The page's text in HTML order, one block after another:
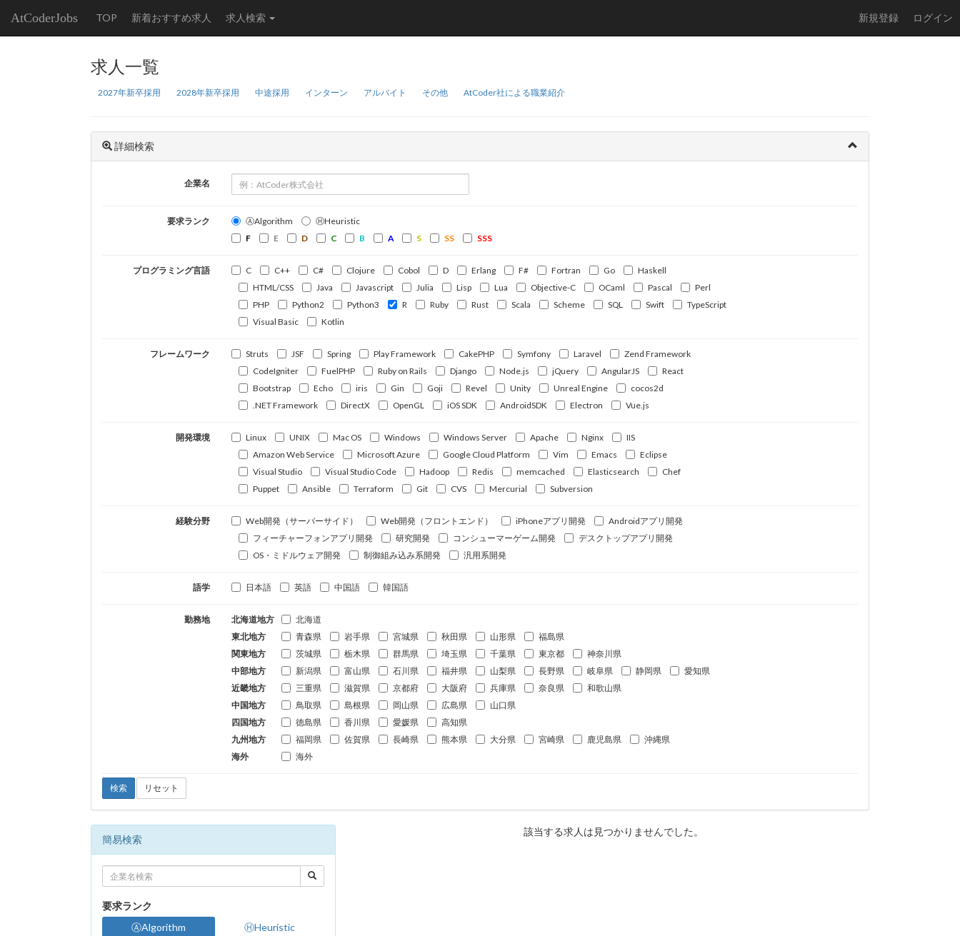
AtCoderJobs TOP 新着おすすめ求人 求人検索 新規登録 ログイン
求人一覧
2027年新卒採用 2028年新卒採用 中途採用 インターン アルバイト その他 AtCoder社による職業紹介
詳細検索
企業名
要求ランク ⒶAlgorithm
ⒽHeuristic
F
E D C B A S SS SSS
プログラミング言語 C C++ C# Clojure Cobol D Erlang F# Fortran Go
Haskell
HTML/CSS
Java Javascript Julia Lisp Lua Objective-C OCaml Pascal
Perl
PHP
Python2 Python3 R Ruby Rust Scala Scheme SQL Swift
TypeScript
Visual Basic
Kotlin
フレームワーク Struts JSF Spring Play Framework CakePHP Symfony Laravel
Zend Framework
CodeIgniter
FuelPHP Ruby on Rails Django Node.js jQuery AngularJS
React
Bootstrap
Echo iris Gin Goji Revel Unity Unreal Engine
cocos2d
.NET Framework
DirectX OpenGL iOS SDK AndroidSDK Electron Vue.js
開発環境 Linux UNIX Mac OS Windows Windows Server Apache Nginx
IIS
Amazon Web Service
Microsoft Azure Google Cloud Platform Vim Emacs
Eclipse
Visual Studio
Visual Studio Code Hadoop Redis memcached Elasticsearch
Chef
Puppet
Ansible Terraform Git CVS Mercurial Subversion
経験分野 Web開発（サーバーサイド） Web開発（フロントエンド） iPhoneアプリ開発
Androidアプリ開発
フィーチャーフォンアプリ開発
研究開発 コンシューマーゲーム開発
デスクトップアプリ開発
OS・ミドルウェア開発
制御組み込み系開発 汎用系開発
語学 日本語 英語 中国語 韓国語
勤務地 北海道地方
北海道
東北地方
青森県 岩手県 宮城県 秋田県 山形県
福島県
関東地方
茨城県 栃木県 群馬県 埼玉県 千葉県 東京都
神奈川県
中部地方
新潟県 富山県 石川県 福井県 山梨県 長野県 岐阜県 静岡県
愛知県
近畿地方
三重県 滋賀県 京都府 大阪府 兵庫県 奈良県
和歌山県
中国地方
鳥取県 島根県 岡山県 広島県
山口県
四国地方
徳島県 香川県 愛媛県
高知県
九州地方
福岡県 佐賀県 長崎県 熊本県 大分県 宮崎県 鹿児島県
沖縄県
海外
海外
検索 リセット
簡易検索
要求ランク
ⒶAlgorithm
ⒽHeuristic
該当する求人は見つかりませんでした。